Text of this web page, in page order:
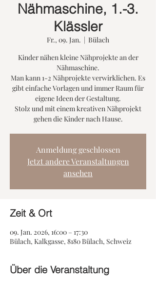
Nähmaschine, 1.-3.
Klässler
Fr., 09. Jan.
  |
Bülach
Kinder nähen kleine Nähprojekte an der
Nähmaschine.
Man kann 1-2 Nähprojekte verwirklichen. Es
gibt einfache Vorlagen und immer Raum für
eigene Ideen der Gestaltung.
Stolz und mit einem kreativen Nähprojekt
gehen die Kinder nach Hause.
Anmeldung geschlossen
Jetzt andere Veranstaltungen
ansehen
Zeit & Ort
09. Jan. 2026, 16:00 – 17:30
Bülach, Kalkgasse, 8180 Bülach, Schweiz
Über die Veranstaltung